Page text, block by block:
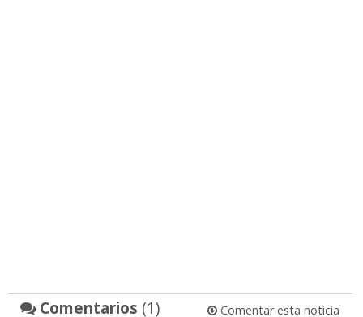
Comentarios (1) Comentar esta noticia